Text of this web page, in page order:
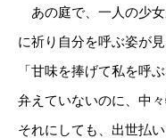
あの庭で、一人の少
に祈り自分を呼ぶ姿が見
「甘味を捧げて私を呼
弁えていないのに、中
それにしても、出世払